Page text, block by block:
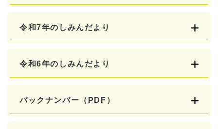
令和7年のしみんだより
令和6年のしみんだより
バックナンバー（PDF）